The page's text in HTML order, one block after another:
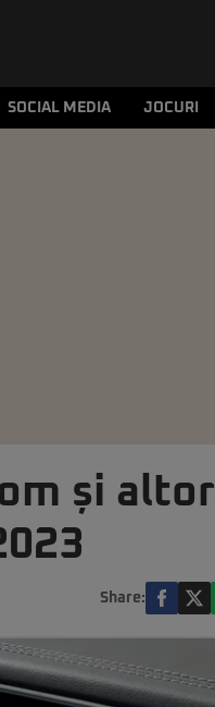
SOCIAL MEDIA JOCURI
și altor
Share: